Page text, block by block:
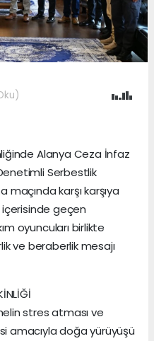
Alanya Ceza İnfaz
Serbestlik
maçında karşı karşıya
geçen
oyuncuları birlikte
ve beraberlik mesajı
stres atması ve
amacıyla doğa yürüyüşü